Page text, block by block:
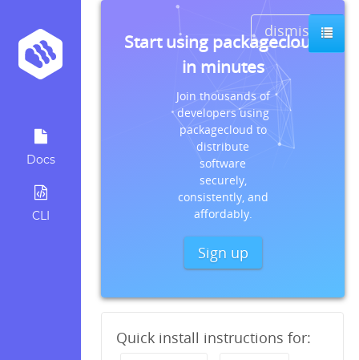
Docs
CLI
dismiss
Start using packagecloud
in minutes
Join thousands of
developers using
packagecloud to
distribute
software
securely,
consistently, and
affordably.
Sign up
Quick install instructions for: